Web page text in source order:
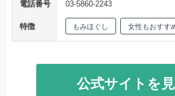
電話番号
03-5860-2243
特徴 もみほぐし 女性もおすす
公式サイトを